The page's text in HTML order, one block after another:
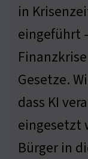
in
eingeführt
Gesetze.
dass KI
eingesetzt
Bürger in